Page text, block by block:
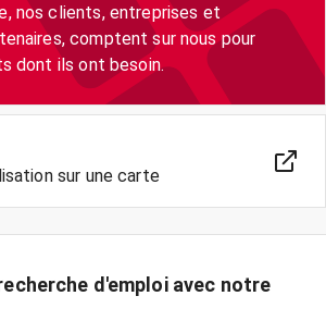
nos clients, entreprises et
comptent sur nous pour
dont ils ont besoin.
sur une carte
d'emploi avec notre